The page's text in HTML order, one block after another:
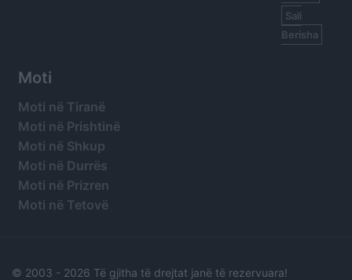
Sali
Berisha
Moti
Moti në Tiranë
Moti në Prishtinë
Moti në Shkup
Moti në Durrës
Moti në Prizren
Moti në Tetovë
© 2003 - 2026 Të gjitha të drejtat janë të rezervuara!